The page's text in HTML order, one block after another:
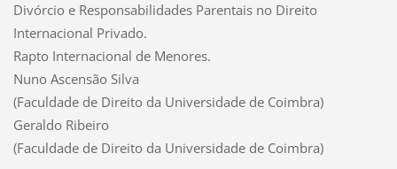
Divórcio e Responsabilidades Parentais no Direito
Internacional Privado.
Rapto Internacional de Menores.
Nuno Ascensão Silva
(Faculdade de Direito da Universidade de Coimbra)
Geraldo Ribeiro
(Faculdade de Direito da Universidade de Coimbra)